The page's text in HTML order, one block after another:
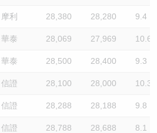
摩利 28,380 28,280 9.4
華泰 28,069 27,969 10.6
華泰 28,500 28,400 9.3
信證 28,100 28,000 10.3
信證 28,288 28,188 9.8
信證 28,788 28,688 8.1